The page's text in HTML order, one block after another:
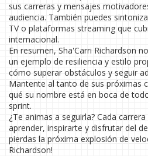
sus carreras y mensajes
audiencia. También puedes
TV o plataformas streaming que
internacional.
En resumen, Sha'Carri Richardson
un ejemplo de resiliencia y estilo
cómo superar obstáculos y seguir
Mantente al tanto de sus próximas
qué su nombre está en boca de
sprint.
¿Te animas a seguirla? Cada
aprender, inspirarte y disfrutar del
pierdas la próxima explosión de
Richardson!